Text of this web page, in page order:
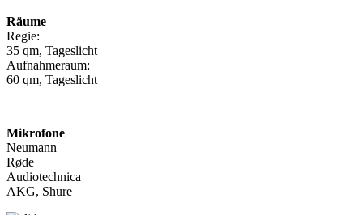
Räume
Regie:
35 qm, Tageslicht
Aufnahmeraum:
60 qm, Tageslicht
Mikrofone
Neumann
Røde
Audiotechnica
AKG, Shure